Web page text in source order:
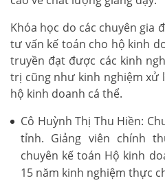
Khóa học do các chuyên gia
tư vấn kế toán cho hộ kinh
truyền đạt được các kinh
trị cũng như kinh nghiệm xử
hộ kinh doanh cá thể.
Cô Huỳnh Thị Thu Hiền:
tỉnh. Giảng viên chính
chuyên kế toán Hộ kinh
15 năm kinh nghiệm thực